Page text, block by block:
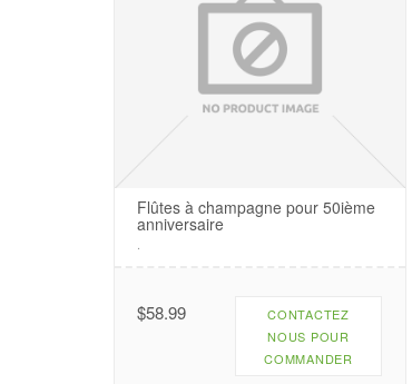
Flûtes à champagne pour 50ième
anniversaire
$58.99
CONTACTEZ
NOUS POUR
COMMANDER